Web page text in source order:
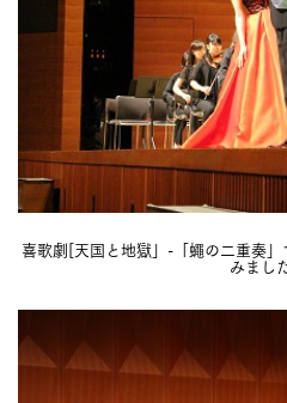
喜歌劇[天国と地獄」-「蠅の二重奏
みまし